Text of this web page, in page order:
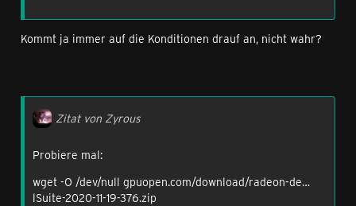
Kommt ja immer auf die Konditionen drauf an, nicht wahr?
Zitat von Zyrous
Probiere mal:
wget -O /dev/null gpuopen.com/download/radeon-de…
lSuite-2020-11-19-376.zip